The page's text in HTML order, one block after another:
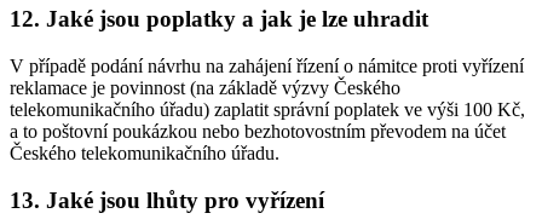
12. Jaké jsou poplatky a jak je lze uhradit
V případě podání návrhu na zahájení řízení o námitce proti vyřízení
reklamace je povinnost (na základě výzvy Českého
telekomunikačního úřadu) zaplatit správní poplatek ve výši 100 Kč,
a to poštovní poukázkou nebo bezhotovostním převodem na účet
Českého telekomunikačního úřadu.
13. Jaké jsou lhůty pro vyřízení